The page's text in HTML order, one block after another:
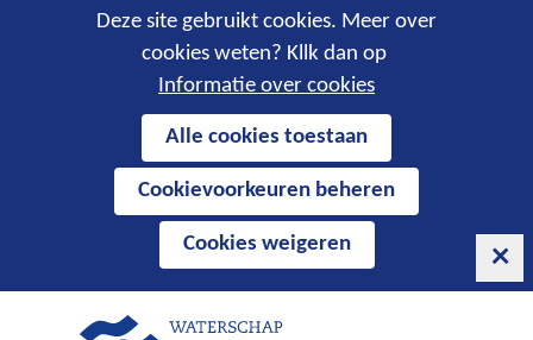
Cookies
toestaan?
Deze site gebruikt cookies. Meer over
cookies weten? Kllk dan op
Informatie over cookies
cookies
Alle cookies toestaan
Cookievoorkeuren beheren
Cookies weigeren